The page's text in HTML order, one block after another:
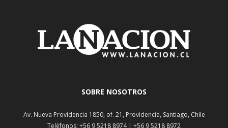
SOBRE NOSOTROS
Av. Nueva Providencia 1850, of. 21, Providencia, Santiago, Chile
Teléfonos: +56 9 5218 8974 | +56 9 5218 8972